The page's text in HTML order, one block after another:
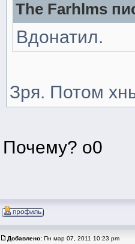
The Farhlms
Вдонатил.
Зря. Потом
Почему? о0
Добавлено: Пн мар 07, 2011 10:23 pm